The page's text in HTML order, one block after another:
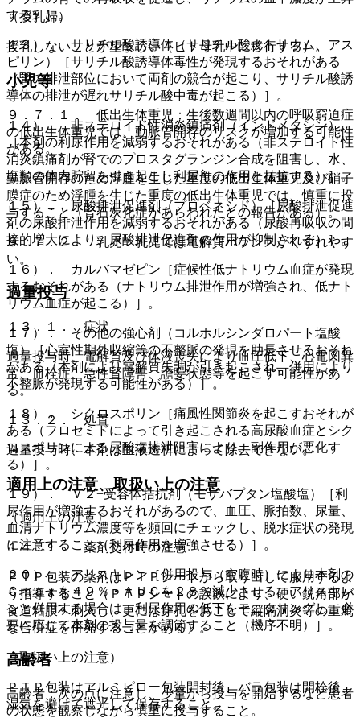
（授乳婦）
授乳しないことが望ましい（ヒト母乳中に移行する）。
小児等
９．７．１． 低出生体重児：生後数週間以内の呼吸窮迫症
の低出生体重児では、動脈管開存のリスクが増加する可能性
がある。
動脈管開存のため浮腫を生じた重度の低出生体重児及び硝子
膜症のため浮腫を生じた重度の低出生体重児では、慎重に投
与すること（腎石灰化症があらわれたとの報告がある）。
９．７．２． 乳児：乳児では電解質バランスがくずれやす
い。
過量投与
１３．１． 症状
過量投与時、電解質及び体液喪失により血圧低下、心電図異
常、血栓症、急性腎障害、譫妄状態等を起こす可能性があ
る。
１３．２． 処置
過量投与時、本剤は血液透析によって除去できない。
適用上の注意、取扱い上の注意
（適用上の注意）
１４．１． 薬剤交付時の注意
ＰＴＰ包装の薬剤はＰＴＰシートから取り出して服用するよ
う指導すること（ＰＴＰシートの誤飲により、硬い鋭角部が
食道粘膜へ刺入し、更には穿孔をおこして縦隔洞炎等の重篤
な合併症を併発することがある）。
（取扱い上の注意）
ＰＴＰ包装はアルミピロー包装開封後、バラ包装は開栓後、
湿気を避けて遮光して保存すること。
する）］。
１３）． サリチル酸誘導体（サリチル酸ナトリウム、アス
ピリン）［サリチル酸誘導体毒性が発現するおそれがある
（腎の排泄部位において両剤の競合が起こり、サリチル酸誘
導体の排泄が遅れサリチル酸中毒が起こる）］。
１４）． 非ステロイド性消炎鎮痛剤（インドメタシン）
［本剤の利尿作用を減弱するおそれがある（非ステロイド性
消炎鎮痛剤が腎でのプロスタグランジン合成を阻害し、水、
塩類の体内貯留を引き起こし利尿剤の作用と拮抗する）］。
１５）． 尿酸排泄促進剤（プロベネシド）［尿酸排泄促進
剤の尿酸排泄作用を減弱するおそれがある（尿酸再吸収の間
接的増大により、尿酸排泄促進剤の作用が抑制される）］。
１６）． カルバマゼピン［症候性低ナトリウム血症が発現
するおそれがある（ナトリウム排泄作用が増強され、低ナト
リウム血症が起こる）］。
１７）． その他の強心剤（コルホルシンダロパート塩酸
塩）［心室性期外収縮等の不整脈の発現を助長させるおそれ
がある（本剤により電解質失調が引き起こされ、併用により
不整脈が発現する可能性がある）］。
１８）． シクロスポリン［痛風性関節炎を起こすおそれが
ある（フロセミドによって引き起こされる高尿酸血症とシク
ロスポリンによる尿酸塩排泄阻害により、副作用が悪化す
る）］。
１９）． Ｖ２−受容体拮抗剤（モザバプタン塩酸塩）［利
尿作用が増強するおそれがあるので、血圧、脈拍数、尿量、
血清ナトリウム濃度等を頻回にチェックし、脱水症状の発現
に注意すること（利尿作用を増強させる）］。
２０）． アリスキレン［併用投与（空腹時）により本剤の
Ｃｍａｘを４９％・ＡＵＣを２８％減少させる。アリスキレ
ンと併用する場合は、利尿作用の低下をモニタリングし、必
要に応じて本剤の投与量を調節すること（機序不明）］。
高齢者
高齢者：次の点に注意し、少量から投与を開始するなど患者
の状態を観察しながら慎重に投与すること。